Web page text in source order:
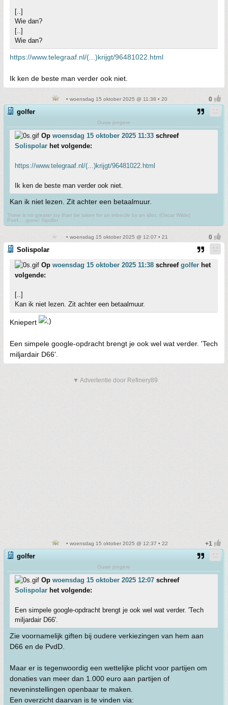
[..]
Wie dan?
[..]
Wie dan?
https://www.telegraaf.nl/(...)krijgt/96481022.html
Ik ken de beste man verder ook niet.
• woensdag 15 oktober 2025 @ 11:38 • 20
golfer
Ouwe jongere
Op woensdag 15 oktober 2025 11:33 schreef
Solispolar het volgende:
https://www.telegraaf.nl/(...)krijgt/96481022.html
Ik ken de beste man verder ook niet.
Kan ik niet lezen. Zit achter een betaalmuur.
There is no greater joy than be taken for an imbecile by an idiot. (Oscar Wilde)
Poef.....gone! ©golfer
• woensdag 15 oktober 2025 @ 12:07 • 21
Solispolar
Op woensdag 15 oktober 2025 11:38 schreef golfer het
volgende:
[..]
Kan ik niet lezen. Zit achter een betaalmuur.
Kniepert
Een simpele google-opdracht brengt je ook wel wat verder. 'Tech
miljardair D66'.
▼ Advertentie door Refinery89
• woensdag 15 oktober 2025 @ 12:37 • 22
golfer
Ouwe jongere
Op woensdag 15 oktober 2025 12:07 schreef
Solispolar het volgende:
Een simpele google-opdracht brengt je ook wel wat verder. 'Tech
miljardair D66'.
Zie voornamelijk giften bij oudere verkiezingen van hem aan
D66 en de PvdD.
Maar er is tegenwoordig een wettelijke plicht voor partijen om
donaties van meer dan 1.000 euro aan partijen of
neveninstellingen openbaar te maken.
Een overzicht daarvan is te vinden via: